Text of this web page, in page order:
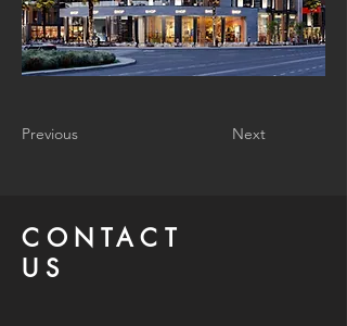
Previous Next
CONTACT
US